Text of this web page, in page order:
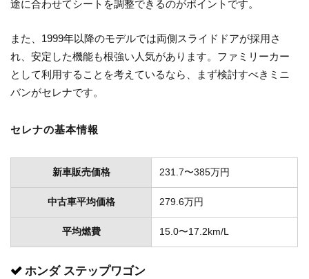
途に合わせてシートを調整できるのがポイントです。
また、1999年以降のモデルでは両側スライドドアが採用さ
れ、安定した機能も根強い人気があります。ファミリーカー
として利用することを考えているなら、まず検討すべきミニ
バンがセレナです。
セレナの基本情報
新車販売価格 231.7〜385万円
中古車平均価格 279.6万円
平均燃費 15.0〜17.2km/L
ホンダ ステップワゴン